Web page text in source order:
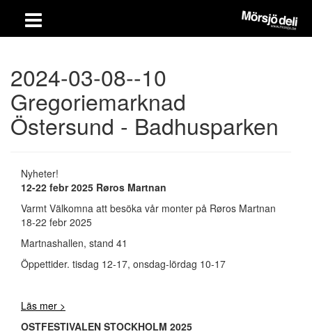
2024-03-08--10
Gregoriemarknad
Östersund - Badhusparken
Nyheter!
12-22 febr 2025 Røros Martnan
Varmt Välkomna att besöka vår monter på Røros Martnan
18-22 febr 2025
Martnashallen, stand 41
Öppettider. tisdag 12-17, onsdag-lördag 10-17
Läs mer >
OSTFESTIVALEN STOCKHOLM 2025